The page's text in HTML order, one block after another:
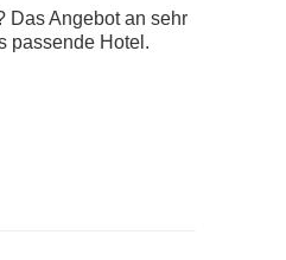
Das Angebot an sehr
passende Hotel.